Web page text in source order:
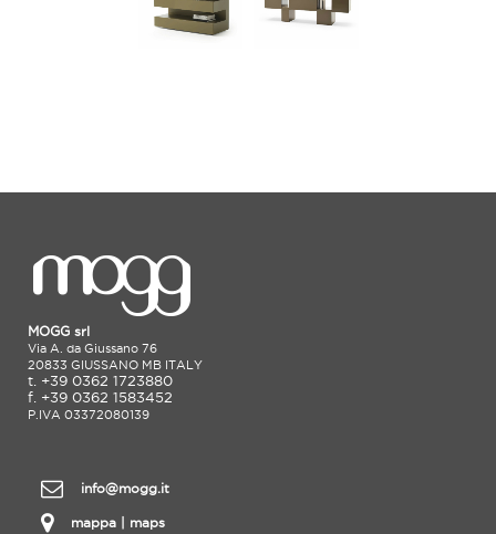
MOGG srl
Via A. da Giussano 76
20833 GIUSSANO MB ITALY
t. +39 0362 1723880
f. +39 0362 1583452
P.IVA 03372080139
info@mogg.it
mappa | maps